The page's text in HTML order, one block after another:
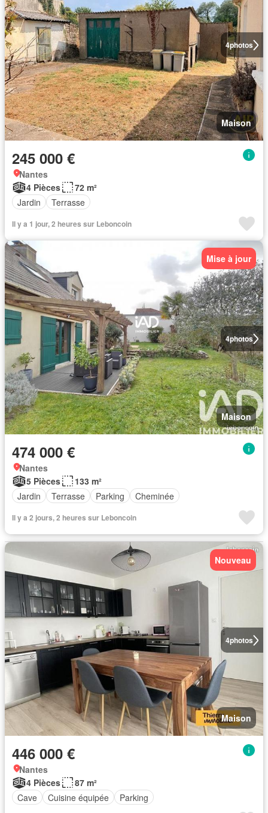
4photos
Maison
245 000 €
Nantes
4 Pièces
72 m²
Jardin
Terrasse
Il y a 1 jour, 2 heures sur Leboncoin
4photos
Mise à jour
Maison
474 000 €
Nantes
5 Pièces
133 m²
Jardin
Terrasse Parking Cheminée
Il y a 2 jours, 2 heures sur Leboncoin
4photos
Nouveau
Maison
446 000 €
Nantes
4 Pièces
87 m²
Cave
Cuisine équipée Parking